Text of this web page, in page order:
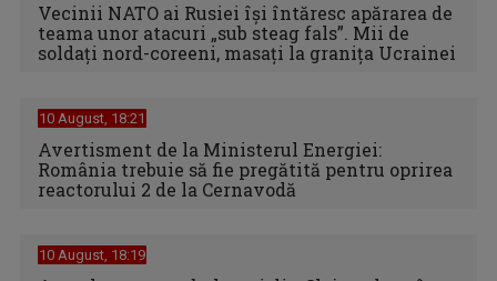
Vecinii NATO ai Rusiei își întăresc apărarea de
teama unor atacuri „sub steag fals”. Mii de
soldați nord-coreeni, masați la granița Ucrainei
10 August, 18:21
Avertisment de la Ministerul Energiei:
România trebuie să fie pregătită pentru oprirea
reactorului 2 de la Cernavodă
10 August, 18:19